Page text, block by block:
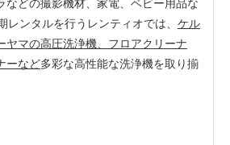
などの撮影機材、家電、ベビー用品な
レンタルを行うレンティオでは、 ケル
ヤマの高圧洗浄機、フロアクリーナ
ーなど多彩な高性能な洗浄機を取り揃